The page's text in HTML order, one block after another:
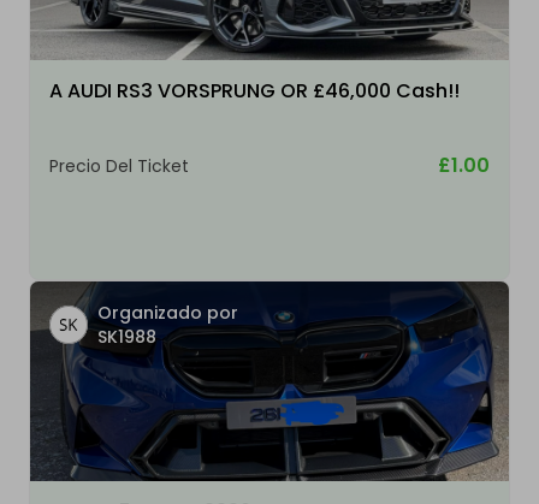
A AUDI RS3 VORSPRUNG OR £46,000 Cash!!
Precio Del Ticket £1.00
Organizado por
SK1988